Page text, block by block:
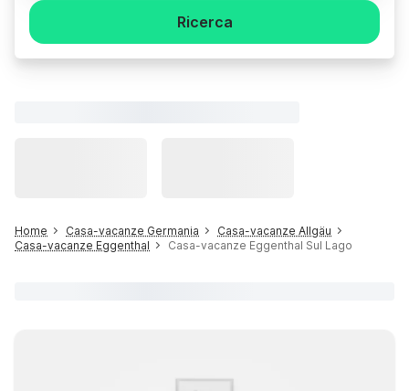
Ricerca
Home Casa-vacanze Germania
Casa-vacanze Allgäu
Casa-vacanze Eggenthal
Casa-vacanze Eggenthal Sul Lago